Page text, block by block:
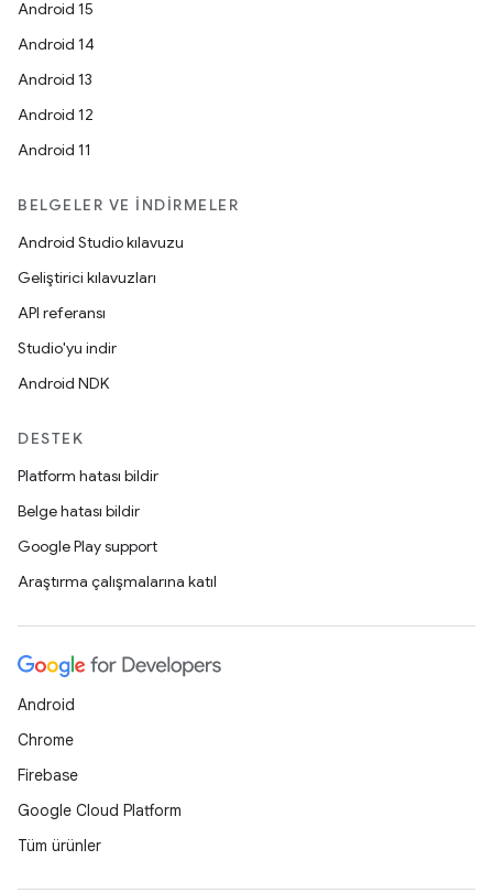
Android 15
Android 14
Android 13
Android 12
Android 11
BELGELER VE İNDIRMELER
Android Studio kılavuzu
Geliştirici kılavuzları
API referansı
Studio'yu indir
Android NDK
DESTEK
Platform hatası bildir
Belge hatası bildir
Google Play support
Araştırma çalışmalarına katıl
Android
Chrome
Firebase
Google Cloud Platform
Tüm ürünler